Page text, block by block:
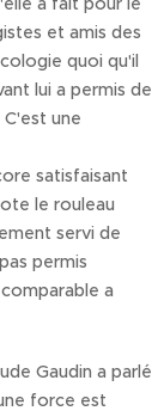
et amis des
quoi qu'il
lui a permis de
une
satisfaisant
le rouleau
servi de
permis
a
Gaudin a parlé
force est